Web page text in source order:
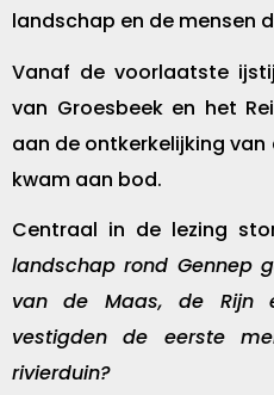
landschap en de mensen
Vanaf de voorlaatste
van Groesbeek en het
aan de ontkerkelijking
kwam aan bod.
Centraal in de lezing
landschap rond Gennep
van de Maas, de Rijn
vestigden de eerste
rivierduin?